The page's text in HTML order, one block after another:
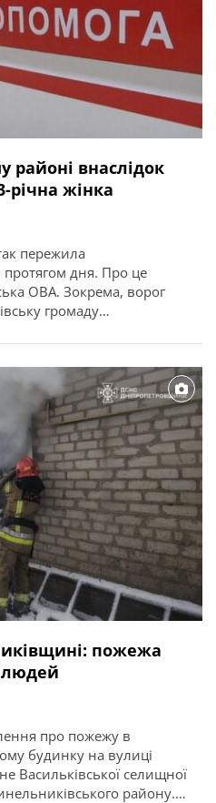
районі внаслідок
річна жінка
пережила
протягом дня. Про це
ОВА. Зокрема, ворог
громаду
подвір’я. Вогонь
громаді
43-річна жінка. Її
тяжкості.
пожежа
людей
про пожежу в
будинку на вулиці
Васильківської селищної
району.